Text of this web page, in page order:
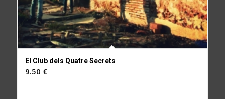
El Club dels Quatre Secrets
9.50 €